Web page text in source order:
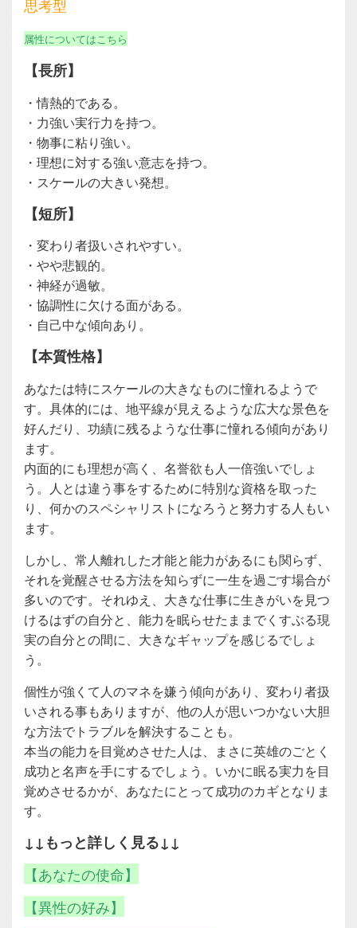
思考型
属性についてはこちら
【長所】
・情熱的である。
・力強い実行力を持つ。
・物事に粘り強い。
・理想に対する強い意志を持つ。
・スケールの大きい発想。
【短所】
・変わり者扱いされやすい。
・やや悲観的。
・神経が過敏。
・協調性に欠ける面がある。
・自己中な傾向あり。
【本質性格】
あなたは特にスケールの大きなものに憧れるようで
す。具体的には、地平線が見えるような広大な景色を
好んだり、功績に残るような仕事に憧れる傾向があり
ます。
内面的にも理想が高く、名誉欲も人一倍強いでしょ
う。人とは違う事をするために特別な資格を取った
り、何かのスペシャリストになろうと努力する人もい
ます。
しかし、常人離れした才能と能力があるにも関らず、
それを覚醒させる方法を知らずに一生を過ごす場合が
多いのです。それゆえ、大きな仕事に生きがいを見つ
けるはずの自分と、能力を眠らせたままでくすぶる現
実の自分との間に、大きなギャップを感じるでしょ
う。
個性が強くて人のマネを嫌う傾向があり、変わり者扱
いされる事もありますが、他の人が思いつかない大胆
な方法でトラブルを解決することも。
本当の能力を目覚めさせた人は、まさに英雄のごとく
成功と名声を手にするでしょう。いかに眠る実力を目
覚めさせるかが、あなたにとって成功のカギとなりま
す。
↓↓もっと詳しく見る↓↓
【あなたの使命】
【異性の好み】